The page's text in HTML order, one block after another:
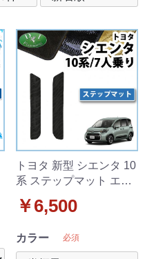
トヨタ 新型 シエンタ 10
系 ステップマット エン
用 織柄シリーズ
￥6,500
カラー 必須